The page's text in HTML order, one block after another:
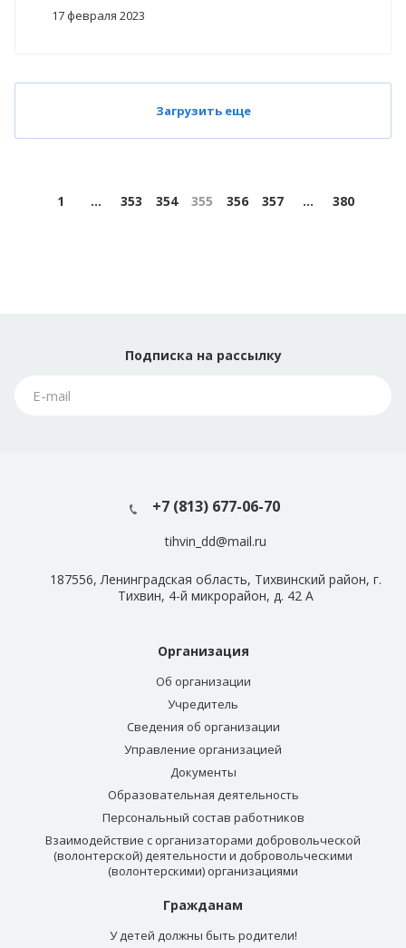
17 февраля 2023
Загрузить еще
1 ... 353 354 355 356 357 ... 380
Подписка на рассылку
+7 (813) 677-06-70
tihvin_dd@mail.ru
187556, Ленинградская область, Тихвинский район, г.
Тихвин, 4-й микрорайон, д. 42 А
Организация
Об организации
Учредитель
Сведения об организации
Управление организацией
Документы
Образовательная деятельность
Персональный состав работников
Взаимодействие с организаторами добровольческой
(волонтерской) деятельности и добровольческими
(волонтерскими) организациями
Гражданам
У детей должны быть родители!